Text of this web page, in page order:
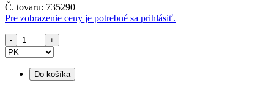
Č. tovaru: 735290
Pre zobrazenie ceny je potrebné sa prihlásiť.
Do košíka